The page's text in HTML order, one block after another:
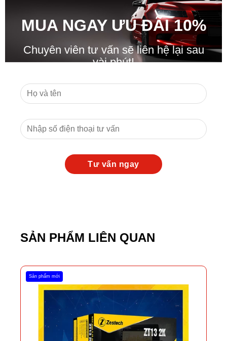
MUA NGAY ƯU ĐÃI10%
Chuyên viên tư vấn sẽ liên hệ lại sau
vài phút!
SẢN PHẨM LIÊN QUAN
Sản phẩm mới